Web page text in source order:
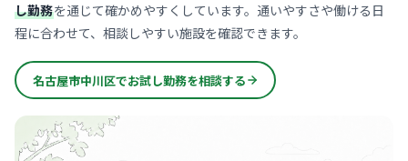
し勤務を通じて確かめやすくしています。通いやすさや働ける日
程に合わせて、相談しやすい施設を確認できます。
名古屋市中川区でお試し勤務を相談する